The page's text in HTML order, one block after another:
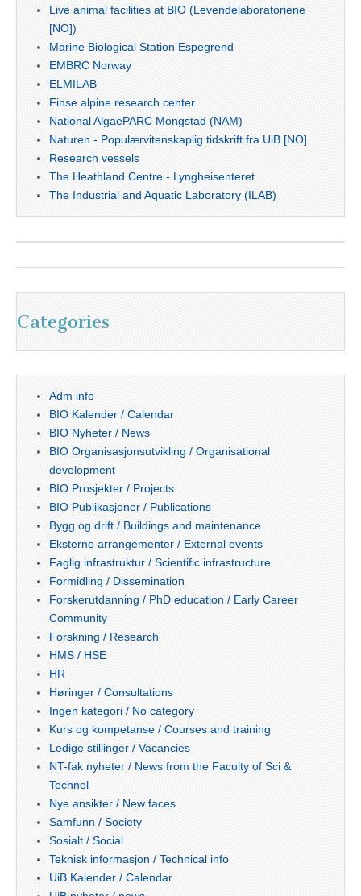
Live animal facilities at BIO (Levendelaboratoriene
[NO])
Marine Biological Station Espegrend
EMBRC Norway
ELMILAB
Finse alpine research center
National AlgaePARC Mongstad (NAM)
Naturen - Populærvitenskaplig tidskrift fra UiB [NO]
Research vessels
The Heathland Centre - Lyngheisenteret
The Industrial and Aquatic Laboratory (ILAB)
Categories
Adm info
BIO Kalender / Calendar
BIO Nyheter / News
BIO Organisasjonsutvikling / Organisational
development
BIO Prosjekter / Projects
BIO Publikasjoner / Publications
Bygg og drift / Buildings and maintenance
Eksterne arrangementer / External events
Faglig infrastruktur / Scientific infrastructure
Formidling / Dissemination
Forskerutdanning / PhD education / Early Career
Community
Forskning / Research
HMS / HSE
HR
Høringer / Consultations
Ingen kategori / No category
Kurs og kompetanse / Courses and training
Ledige stillinger / Vacancies
NT-fak nyheter / News from the Faculty of Sci &
Technol
Nye ansikter / New faces
Samfunn / Society
Sosialt / Social
Teknisk informasjon / Technical info
UiB Kalender / Calendar